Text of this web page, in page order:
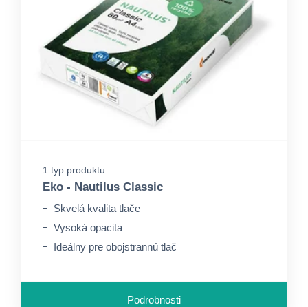
1 typ produktu
Eko - Nautilus Classic
Skvelá kvalita tlače
Vysoká opacita
Ideálny pre obojstrannú tlač
Podrobnosti